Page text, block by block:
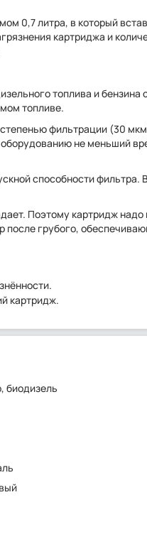
0,7 литра, в который
картриджа и
топлива и бензина
топливе.
фильтрации (30
не меньший
способности фильтра.
Поэтому картридж
после грубого,
картридж.
биодизель